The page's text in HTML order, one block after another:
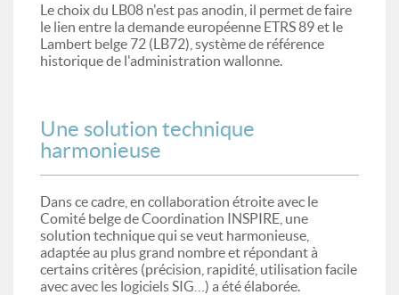
Le choix du LB08 n'est pas anodin, il permet de faire
le lien entre la demande européenne ETRS 89 et le
Lambert belge 72 (LB72), système de référence
historique de l'administration wallonne.
Une solution technique
harmonieuse
Dans ce cadre, en collaboration étroite avec le
Comité belge de Coordination INSPIRE, une
solution technique qui se veut harmonieuse,
adaptée au plus grand nombre et répondant à
certains critères (précision, rapidité, utilisation facile
avec avec les logiciels SIG…) a été élaborée.